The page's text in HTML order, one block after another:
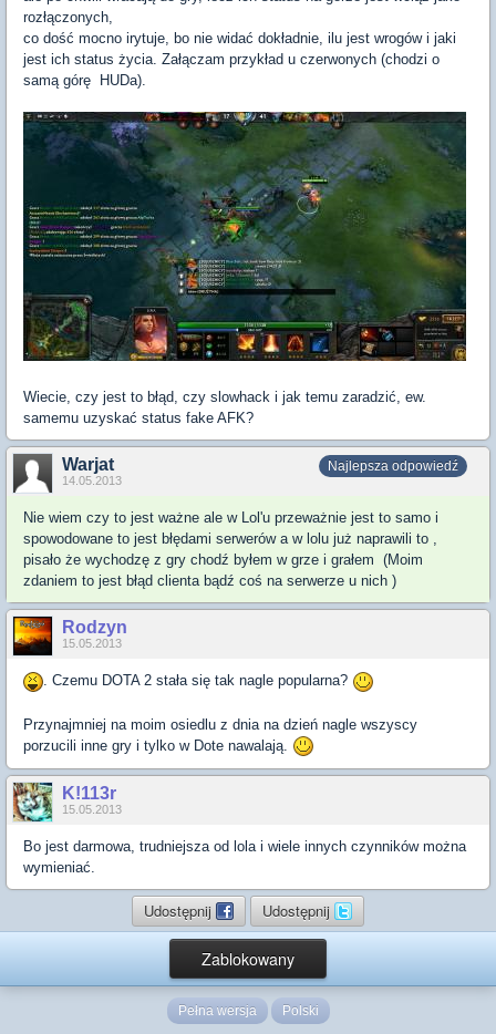
rozłączonych,
co dość mocno irytuje, bo nie widać dokładnie, ilu jest wrogów i jaki
jest ich status życia. Załączam przykład u czerwonych (chodzi o
samą górę HUDa).
Wiecie, czy jest to błąd, czy slowhack i jak temu zaradzić, ew.
samemu uzyskać status fake AFK?
Najlepsza odpowiedź
Warjat
14.05.2013
Nie wiem czy to jest ważne ale w Lol'u przeważnie jest to samo i
spowodowane to jest błędami serwerów a w lolu już naprawili to ,
pisało że wychodzę z gry chodź byłem w grze i grałem (Moim
zdaniem to jest błąd clienta bądź coś na serwerze u nich )
Rodzyn
15.05.2013
. Czemu DOTA 2 stała się tak nagle popularna?
Przynajmniej na moim osiedlu z dnia na dzień nagle wszyscy
porzucili inne gry i tylko w Dote nawalają.
K!113r
15.05.2013
Bo jest darmowa, trudniejsza od lola i wiele innych czynników można
wymieniać.
Udostępnij Udostępnij
Zablokowany
Pełna wersja Polski